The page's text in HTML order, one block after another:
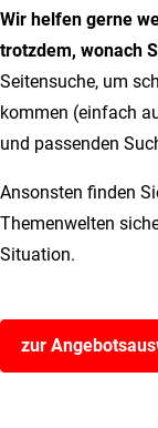
Wir helfen gerne
trotzdem, wonach
Seitensuche, um
kommen (einfach
und passenden
Ansonsten finden
Themenwelten
Situation.
zur